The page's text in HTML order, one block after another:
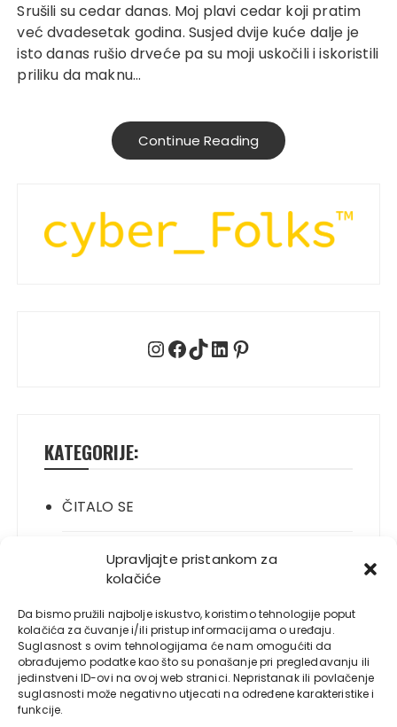
Upravljajte pristankom za
kolačiće
Da bismo pružili najbolje iskustvo, koristimo tehnologije poput
kolačića za čuvanje i/ili pristup informacijama o uređaju.
Suglasnost s ovim tehnologijama će nam omogućiti da
obrađujemo podatke kao što su ponašanje pri pregledavanju ili
jedinstveni ID-ovi na ovoj web stranici. Nepristanak ili povlačenje
suglasnosti može negativno utjecati na određene karakteristike i
funkcije.
Srušili su cedar danas. Moj plavi cedar koji pratim
već dvadesetak godina. Susjed dvije kuće dalje je
isto danas rušio drveće pa su moji uskočili i iskoristili
priliku da maknu…
Continue Reading
Instagram
Facebook
TikTok
LinkedIn
Pinterest
KATEGORIJE:
ČITALO SE
ITALIANO
NOVO
PLAYBOY